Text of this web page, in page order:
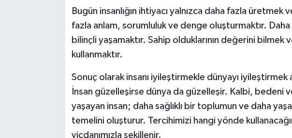
Bugün insanlığın ihtiyacı yalnızca daha fazla
fazla anlam, sorumluluk ve denge oluşturmaktır. Daha
bilinçli yaşamaktır. Sahip olduklarının değerini bilmek
kullanmaktır.
Sonuç olarak insanı iyileştirmekle dünyayı iyileştirmek
İnsan güzelleşirse dünya da güzelleşir. Kalbi, bedeni
yaşayan insan; daha sağlıklı bir toplumun ve daha
temelini oluşturur. Tercihimizi hangi yönde
vicdanımızla şekillenir.